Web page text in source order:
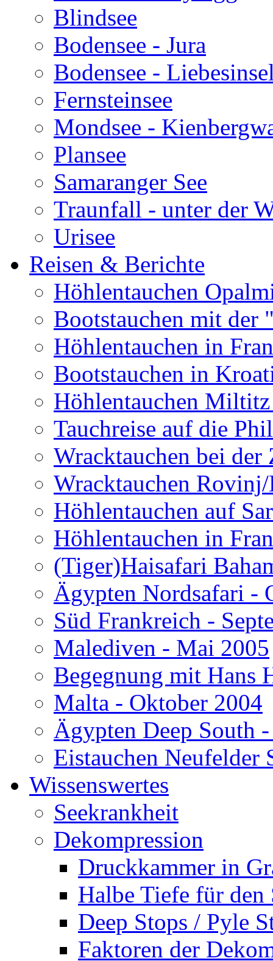
Blindsee
Bodensee - Jura
Bodensee -
Fernsteinsee
Mondsee -
Plansee
Samaranger See
Traunfall - unter der
Urisee
Reisen & Berichte
Höhlentauchen
Bootstauchen mit
Höhlentauchen in
Bootstauchen in
Höhlentauchen
Tauchreise auf die
Wracktauchen bei der
Wracktauchen
Höhlentauchen auf
Höhlentauchen in
(Tiger)Haisafari
Ägypten Nordsafari -
Süd Frankreich -
Malediven - Mai 2005
Begegnung mit Hans
Malta - Oktober 2004
Ägypten Deep South
Eistauchen Neufelder
Wissenswertes
Seekrankheit
Dekompression
Druckkammer in
Halbe Tiefe für den
Deep Stops / Pyle
Faktoren der